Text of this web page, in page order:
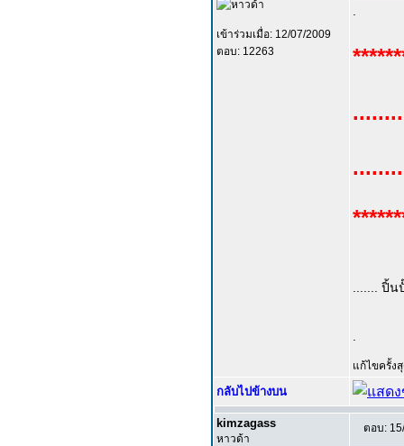
เข้าร่วมเมื่อ: 12/07/2009
ตอบ: 12263
....... ปิ้
แก้ไขครั้ง
กลับไปข้างบน
kimzagass
หาวด้า
ตอบ: